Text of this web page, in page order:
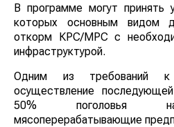
В программе могут принять
которых основным видом
откорм КРС/МРС с
инфраструктурой.
Одним из требований к
осуществление
50% поголовья на
мясоперерабатывающие